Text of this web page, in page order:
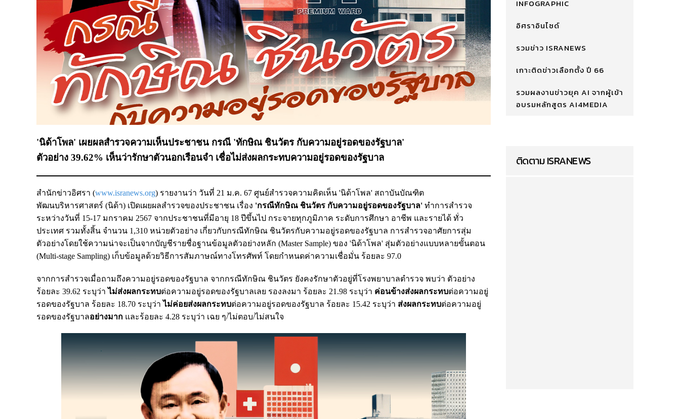
'นิด้าโพล' เผยผลสำรวจความเห็นประชาชน กรณี 'ทักษิณ ชินวัตร กับความอยู่รอดของรัฐบาล'
ตัวอย่าง 39.62% เห็นว่ารักษาตัวนอกเรือนจำ เชื่อไม่ส่งผลกระทบความอยู่รอดของรัฐบาล
สำนักข่าวอิศรา (www.isranews.org) รายงานว่า วันที่ 21 ม.ค. 67 ศูนย์สำรวจความคิดเห็น 'นิด้าโพล' สถาบันบัณฑิต
พัฒนบริหารศาสตร์ (นิด้า) เปิดเผยผลสำรวจของประชาชน เรื่อง 'กรณีทักษิณ ชินวัตร กับความอยู่รอดของรัฐบาล' ทำการสำรวจ
ระหว่างวันที่ 15-17 มกราคม 2567 จากประชาชนที่มีอายุ 18 ปีขึ้นไป กระจายทุกภูมิภาค ระดับการศึกษา อาชีพ และรายได้ ทั่ว
ประเทศ รวมทั้งสิ้น จำนวน 1,310 หน่วยตัวอย่าง เกี่ยวกับกรณีทักษิณ ชินวัตรกับความอยู่รอดของรัฐบาล การสำรวจอาศัยการสุ่ม
ตัวอย่างโดยใช้ความน่าจะเป็นจากบัญชีรายชื่อฐานข้อมูลตัวอย่างหลัก (Master Sample) ของ 'นิด้าโพล' สุ่มตัวอย่างแบบหลายขั้นตอน
(Multi-stage Sampling) เก็บข้อมูลด้วยวิธีการสัมภาษณ์ทางโทรศัพท์ โดยกำหนดค่าความเชื่อมั่น ร้อยละ 97.0
จากการสำรวจเมื่อถามถึงความอยู่รอดของรัฐบาล จากกรณีทักษิณ ชินวัตร ยังคงรักษาตัวอยู่ที่โรงพยาบาลตำรวจ พบว่า ตัวอย่าง
ร้อยละ 39.62 ระบุว่า ไม่ส่งผลกระทบต่อความอยู่รอดของรัฐบาลเลย รองลงมา ร้อยละ 21.98 ระบุว่า ค่อนข้างส่งผลกระทบต่อความอยู่
รอดของรัฐบาล ร้อยละ 18.70 ระบุว่าไม่ค่อยส่งผลกระทบต่อความอยู่รอดของรัฐบาล ร้อยละ 15.42 ระบุว่า ส่งผลกระทบต่อความอยู่
รอดของรัฐบาลอย่างมาก และร้อยละ 4.28 ระบุว่า เฉย ๆ/ไม่ตอบ/ไม่สนใจ
INFOGRAPHIC
อิศราอินไซด์
รวมข่าว ISRANEWS
เกาะติดข่าวเลือกตั้ง ปี 66
รวมผลงานข่าวยุค AI จากผู้เข้า
อบรมหลักสูตร AI4MEDIA
ติดตาม ISRANEWS